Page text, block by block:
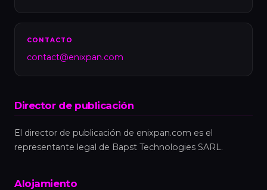
CONTACTO
contact@enixpan.com
Director de publicación
El director de publicación de enixpan.com es el
representante legal de Bapst Technologies SARL.
Alojamiento